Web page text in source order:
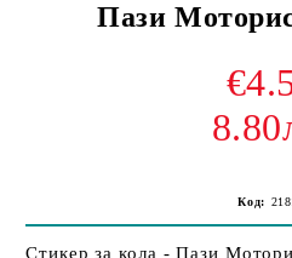
Пази
Код:
Стикер за кола - Пази